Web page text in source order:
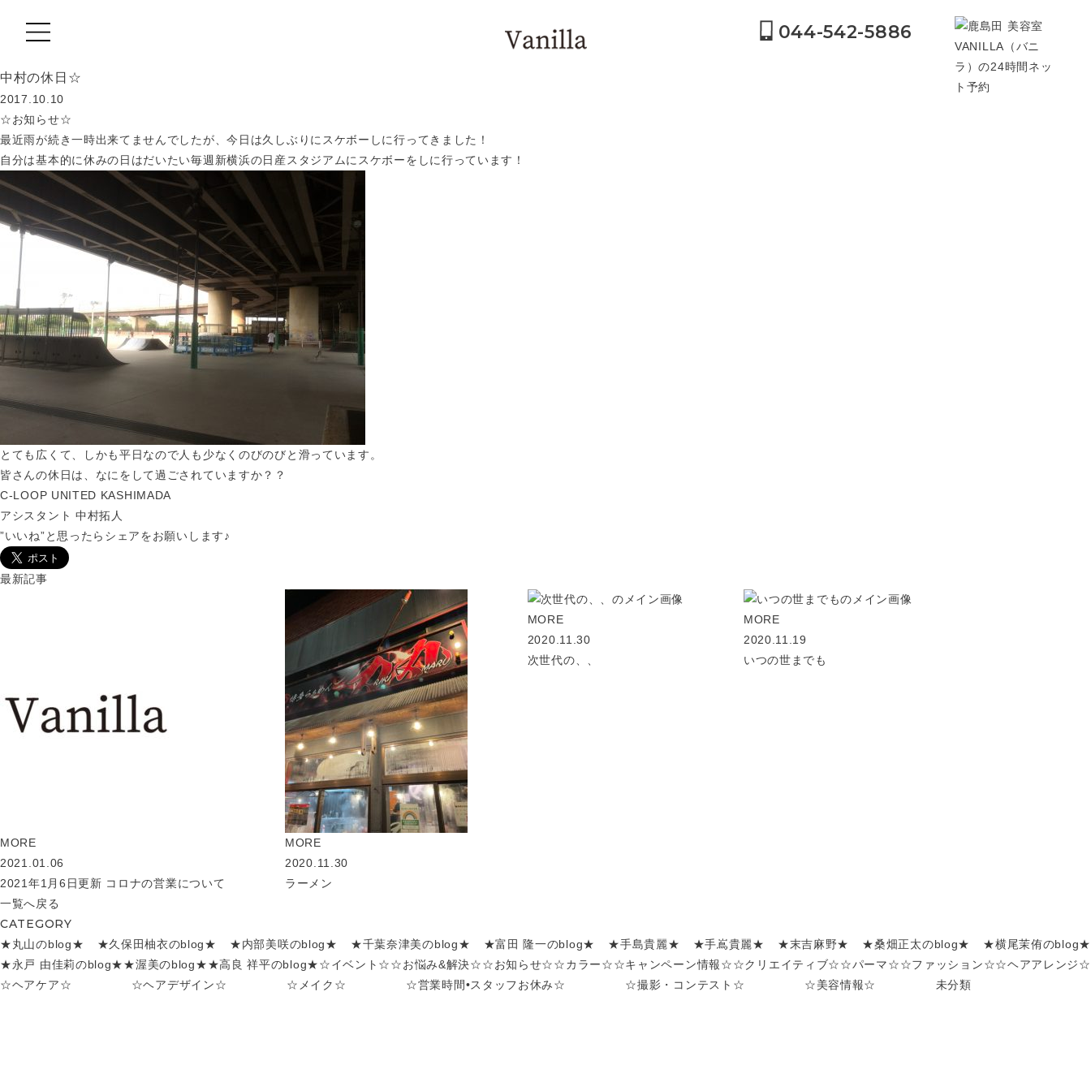
MOVIE
COLUMN
CARE
RECRUIT
044-542-5886
中村の休日☆
2017.10.10
☆お知らせ☆
最近雨が続き一時出来てませんでしたが、今日は久しぶりにスケボーしに行ってきました！
自分は基本的に休みの日はだいたい毎週新横浜の日産スタジアムにスケボーをしに行っています！
とても広くて、しかも平日なので人も少なくのびのびと滑っています。
皆さんの休日は、なにをして過ごされていますか？？
C-LOOP UNITED KASHIMADA
アシスタント 中村拓人
”いいね”と思ったらシェアをお願いします♪
最新記事
MORE
2021.01.06
2021年1月6日更新 コロナの営業について
MORE
2020.11.30
ラーメン
MORE
2020.11.30
次世代の、、
MORE
2020.11.19
いつの世までも
一覧へ戻る
CATEGORY
★丸山のblog★ ★久保田柚衣のblog★ ★内部美咲のblog★ ★千葉奈津美のblog★ ★富田 隆一のblog★ ★手島貴麗★ ★手嶌貴麗★ ★末吉麻野★ ★桑畑正太のblog★
★横尾茉侑のblog★
★永戸 由佳莉のblog★★渥美のblog★★高良 祥平のblog★☆イベント☆☆お悩み&解決☆☆お知らせ☆☆カラー☆☆キャンペーン情報☆☆クリエイティブ☆☆パーマ☆☆ファッション☆☆ヘアアレンジ☆
☆ヘアケア☆
☆ヘアデザイン☆ ☆メイク☆ ☆営業時間•スタッフお休み☆ ☆撮影・コンテスト☆ ☆美容情報☆ 未分類